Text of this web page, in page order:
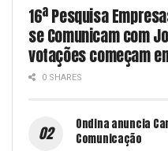
16ª Pesquisa
se Comunicam com
votações começam
0 SHARES
Ondina anuncia
Comunicação